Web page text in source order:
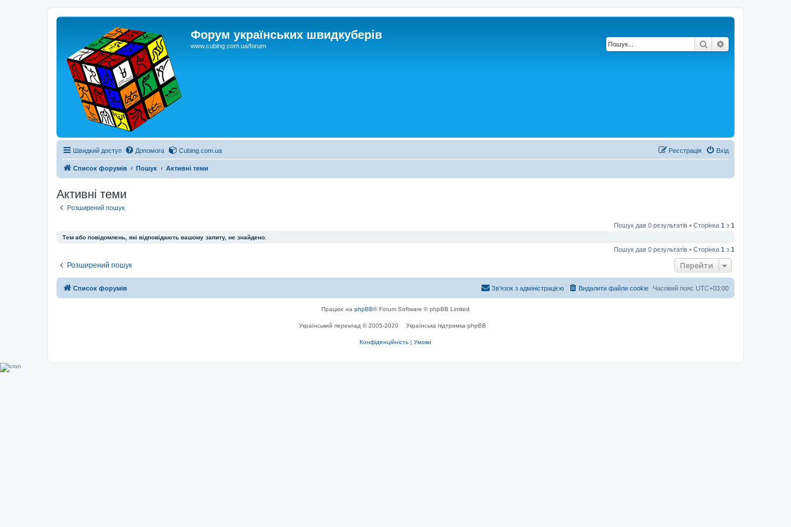
Форум українських швидкуберів
www.cubing.com.ua/forum Пошук
Швидкий доступ Допомога Cubing.com.ua Вхід
Реєстрація
Список форумів Пошук Активні теми
Активні теми
Розширений пошук
Пошук дав 0 результатів • Сторінка 1 з 1
Тем або повідомлень, які відповідають вашому запиту, не знайдено.
Пошук дав 0 результатів • Сторінка 1 з 1
Розширений пошук Перейти
Список форумів Часовий пояс UTC+03:00
Видалити файли cookie
Зв'язок з адміністрацією
Працює на phpBB® Forum Software © phpBB Limited
Український переклад © 2005-2020 Українська підтримка phpBB
Конфіденційність | Умови